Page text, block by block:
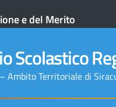
e del Merito
Scolastico
Ambito Territoriale di